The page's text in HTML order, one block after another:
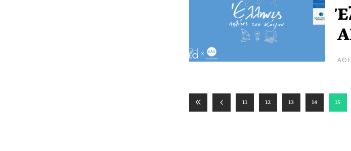
11 12 13 14 15